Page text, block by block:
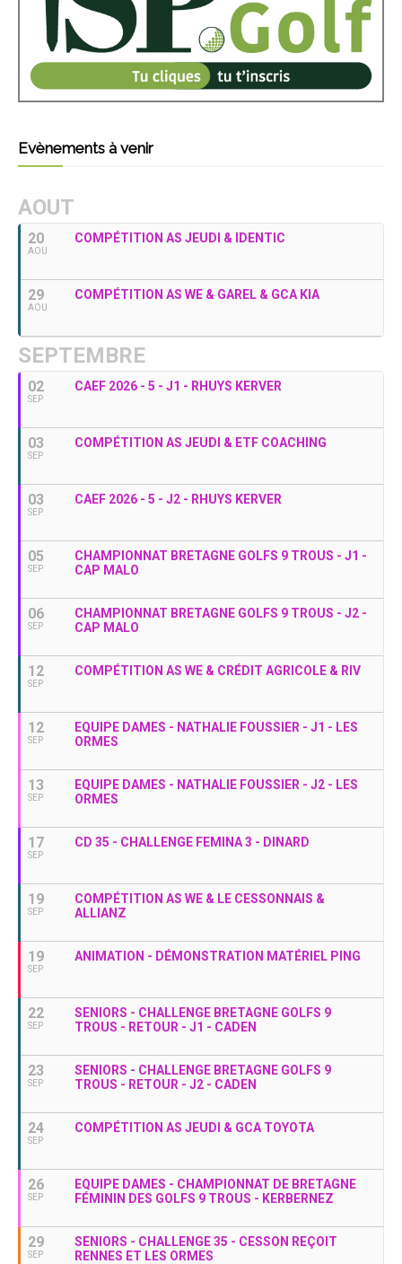
Evènements à venir
AOUT
20
AOU
COMPÉTITION AS JEUDI & IDENTIC
29
AOU
COMPÉTITION AS WE & GAREL & GCA KIA
SEPTEMBRE
02
SEP
CAEF 2026 - 5 - J1 - RHUYS KERVER
03
SEP
COMPÉTITION AS JEUDI & ETF COACHING
03
SEP
CAEF 2026 - 5 - J2 - RHUYS KERVER
05
SEP
CHAMPIONNAT BRETAGNE GOLFS 9 TROUS - J1 -
CAP MALO
06
SEP
CHAMPIONNAT BRETAGNE GOLFS 9 TROUS - J2 -
CAP MALO
12
SEP
COMPÉTITION AS WE & CRÉDIT AGRICOLE & RIV
12
SEP
EQUIPE DAMES - NATHALIE FOUSSIER - J1 - LES
ORMES
13
SEP
EQUIPE DAMES - NATHALIE FOUSSIER - J2 - LES
ORMES
17
SEP
CD 35 - CHALLENGE FEMINA 3 - DINARD
19
SEP
COMPÉTITION AS WE & LE CESSONNAIS &
ALLIANZ
19
SEP
ANIMATION - DÉMONSTRATION MATÉRIEL PING
22
SEP
SENIORS - CHALLENGE BRETAGNE GOLFS 9
TROUS - RETOUR - J1 - CADEN
23
SEP
SENIORS - CHALLENGE BRETAGNE GOLFS 9
TROUS - RETOUR - J2 - CADEN
24
SEP
COMPÉTITION AS JEUDI & GCA TOYOTA
26
SEP
EQUIPE DAMES - CHAMPIONNAT DE BRETAGNE
FÉMININ DES GOLFS 9 TROUS - KERBERNEZ
29
SEP
SENIORS - CHALLENGE 35 - CESSON REÇOIT
RENNES ET LES ORMES